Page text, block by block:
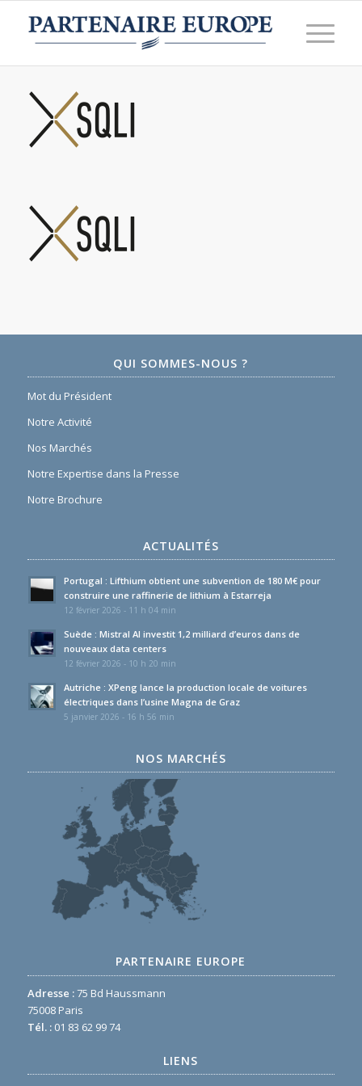
QUI SOMMES-NOUS ?
Mot du Président
Notre Activité
Nos Marchés
Notre Expertise dans la Presse
Notre Brochure
ACTUALITÉS
Portugal : Lifthium obtient une subvention de 180 M€ pour
construire une raffinerie de lithium à Estarreja
12 février 2026 - 11 h 04 min
Suède : Mistral AI investit 1,2 milliard d’euros dans de
nouveaux data centers
12 février 2026 - 10 h 20 min
Autriche : XPeng lance la production locale de voitures
électriques dans l’usine Magna de Graz
5 janvier 2026 - 16 h 56 min
NOS MARCHÉS
PARTENAIRE EUROPE
Adresse :75 Bd Haussmann
75008 Paris
Tél. :01 83 62 99 74
LIENS